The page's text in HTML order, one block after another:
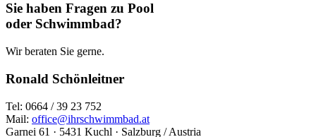
Sie haben Fragen zu Pool
oder Schwimmbad?
Wir beraten Sie gerne.
Ronald Schönleitner
Tel: 0664 / 39 23 752
Mail: office@ihrschwimmbad.at
Garnei 61 · 5431 Kuchl · Salzburg / Austria